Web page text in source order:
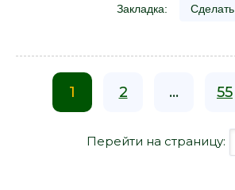
Закладка: Сделать
1 2 ... 55
Перейти на страницу: